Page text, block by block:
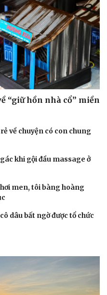
Podcast
Câu chuyện thời sự
Đọc truyện đêm khuya
Cửa sổ tình yêu
Kể chuyện cho bé
Hạt giống tâm hồn
“giữ hồn nhà cổ” miền
về chuyện có con chung
khi gội đầu massage ở
men, tôi bàng hoàng
dâu bất ngờ được tổ chức